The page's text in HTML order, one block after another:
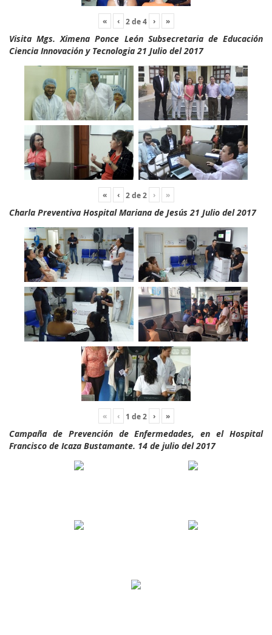
« ‹ 2de4 › »
Visita Mgs. Ximena Ponce León Subsecretaria de Educación
Ciencia Innovación y Tecnologia 21 Julio del 2017
« ‹ 2de2 › »
Charla Preventiva Hospital Mariana de Jesús 21 Julio del 2017
« ‹ 1 de2 › »
Campaña de Prevención de Enfermedades, en el Hospital
Francisco de Icaza Bustamante. 14 de julio del 2017